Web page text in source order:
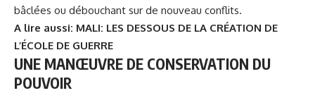
bâclées ou débouchant sur de nouveau conflits.
A lire aussi: MALI: LES DESSOUS DE LA CRÉATION DE
L’ÉCOLE DE GUERRE
UNE MANŒUVRE DE CONSERVATION DU
POUVOIR